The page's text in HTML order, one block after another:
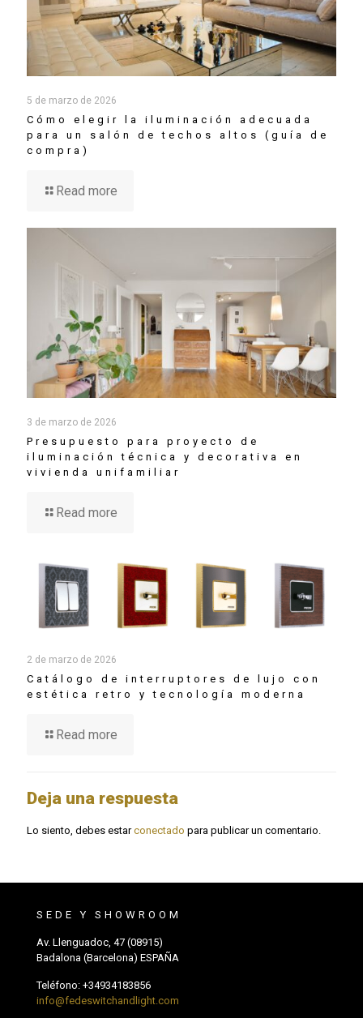
5 de marzo de 2026
Cómo elegir la iluminación adecuada
para un salón de techos altos (guía de
compra)
Read more
3 de marzo de 2026
Presupuesto para proyecto de
iluminación técnica y decorativa en
vivienda unifamiliar
Read more
2 de marzo de 2026
Catálogo de interruptores de lujo con
estética retro y tecnología moderna
Read more
Deja una respuesta
Lo siento, debes estarconectado para publicar un comentario.
SEDE Y SHOWROOM
Av. Llenguadoc, 47 (08915)
Badalona (Barcelona) ESPAÑA
Teléfono: +34934183856
info@fedeswitchandlight.com